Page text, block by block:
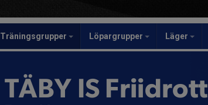
Träningsgrupper Löpargrupper Läger
TÄBY IS Friidrott